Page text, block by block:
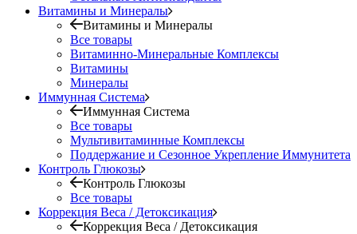
Витамины и Минералы
Витамины и Минералы
Все товары
Витаминно-Минеральные Комплексы
Витамины
Минералы
Иммунная Система
Иммунная Система
Все товары
Мультивитаминные Комплексы
Поддержание и Сезонное Укрепление Иммунитета
Контроль Глюкозы
Контроль Глюкозы
Все товары
Коррекция Веса / Детоксикация
Коррекция Веса / Детоксикация